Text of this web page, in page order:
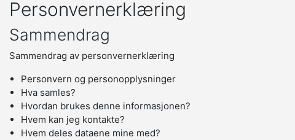
Personvernerklæring
Sammendrag
Sammendrag av personvernerklæring
Personvern og personopplysninger
Hva samles?
Hvordan brukes denne informasjonen?
Hvem kan jeg kontakte?
Hvem deles dataene mine med?